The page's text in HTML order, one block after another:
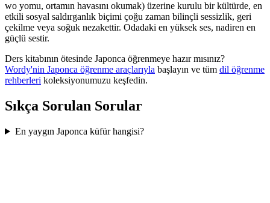
wo yomu, ortamın havasını okumak) üzerine kurulu bir kültürde, en
etkili sosyal saldırganlık biçimi çoğu zaman bilinçli sessizlik, geri
çekilme veya soğuk nezakettir. Odadaki en yüksek ses, nadiren en
güçlü sestir.
Ders kitabının ötesinde Japonca öğrenmeye hazır mısınız?
Wordy'nin Japonca öğrenme araçlarıyla başlayın ve tüm dil öğrenme
rehberleri koleksiyonumuzu keşfedin.
Sıkça Sorulan Sorular
En yaygın Japonca küfür hangisi?